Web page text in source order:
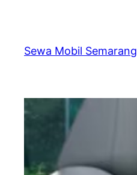
content
Sewa Mobil Semarang